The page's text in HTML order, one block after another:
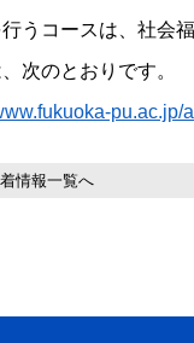
うコースは、社会
次のとおりです。
pu.ac.jp/
情報一覧へ